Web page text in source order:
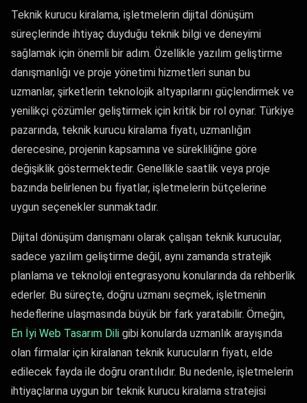
Teknik kurucu kiralama, işletmelerin dijital dönüşüm
süreçlerinde ihtiyaç duyduğu teknik bilgi ve deneyimi
sağlamak için önemli bir adım. Özellikle yazılım geliştirme
danışmanlığı ve proje yönetimi hizmetleri sunan bu
uzmanlar, şirketlerin teknolojik altyapılarını güçlendirmek ve
yenilikçi çözümler geliştirmek için kritik bir rol oynar. Türkiye
pazarında, teknik kurucu kiralama fiyatı, uzmanlığın
derecesine, projenin kapsamına ve sürekliliğine göre
değişiklik göstermektedir. Genellikle saatlik veya proje
bazında belirlenen bu fiyatlar, işletmelerin bütçelerine
uygun seçenekler sunmaktadır.
Dijital dönüşüm danışmanı olarak çalışan teknik kurucular,
sadece yazılım geliştirme değil, aynı zamanda stratejik
planlama ve teknoloji entegrasyonu konularında da rehberlik
ederler. Bu süreçte, doğru uzmanı seçmek, işletmenin
hedeflerine ulaşmasında büyük bir fark yaratabilir. Örneğin,
En İyi Web Tasarım Dili gibi konularda uzmanlık arayışında
olan firmalar için kiralanan teknik kurucuların fiyatı, elde
edilecek fayda ile doğru orantılıdır. Bu nedenle, işletmelerin
ihtiyaçlarına uygun bir teknik kurucu kiralama stratejisi